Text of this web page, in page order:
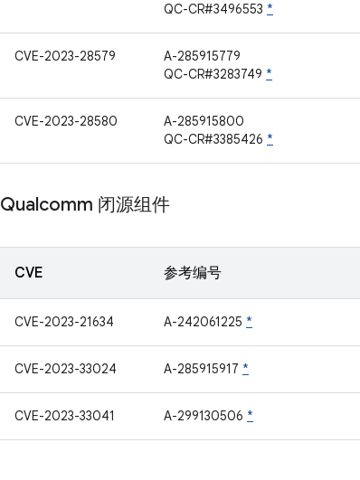
QC-CR#3496553 *
CVE-2023-28579
A-285915779
QC-CR#3283749 *
CVE-2023-28580
A-285915800
QC-CR#3385426 *
Qualcomm 闭源组件
CVE 参考编号
CVE-2023-21634 A-242061225 *
CVE-2023-33024 A-285915917 *
CVE-2023-33041 A-299130506 *